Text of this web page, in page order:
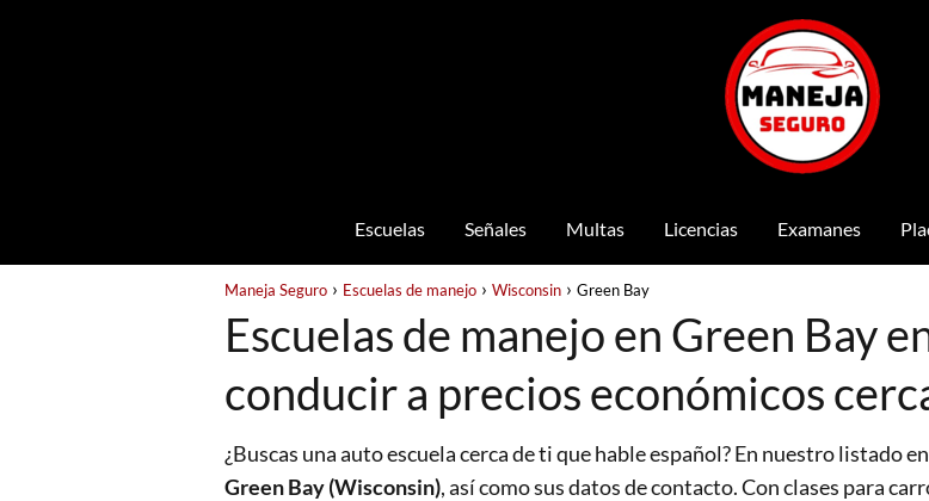
Escuelas Señales Multas Licencias Examanes
Maneja Seguro Escuelas de manejo Wisconsin Green Bay
Escuelas de manejo en Green Bay
conducir a precios económicos
¿Buscas una auto escuela cerca de ti que hable español? En nuestro listado
Green Bay (Wisconsin), así como sus datos de contacto. Con clases para